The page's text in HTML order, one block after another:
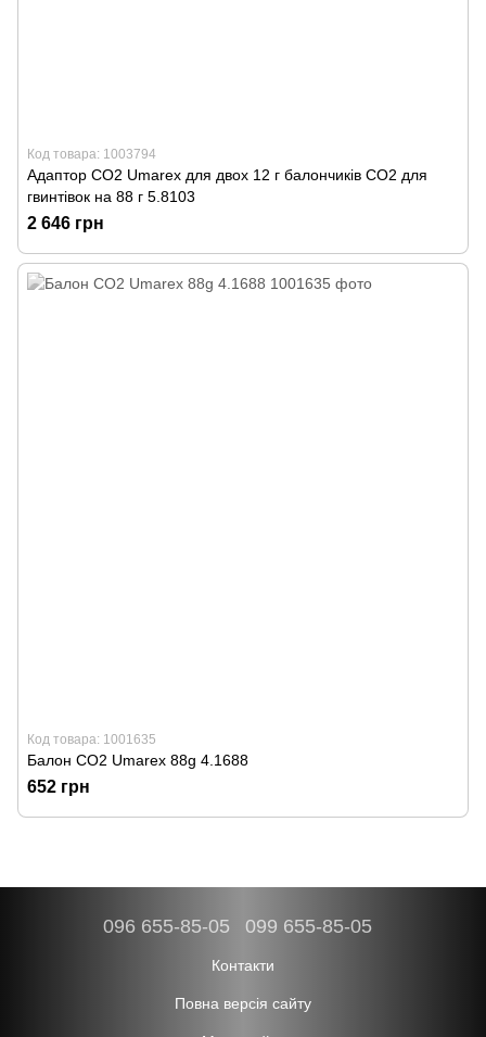
Код товара: 1003794
Адаптор СО2 Umarex для двох 12 г балончиків СО2 для
гвинтівок на 88 г 5.8103
2 646 грн
Код товара: 1001635
Балон СО2 Umarex 88g 4.1688
652 грн
096 655-85-05 099 655-85-05
Контакти
Повна версія сайту